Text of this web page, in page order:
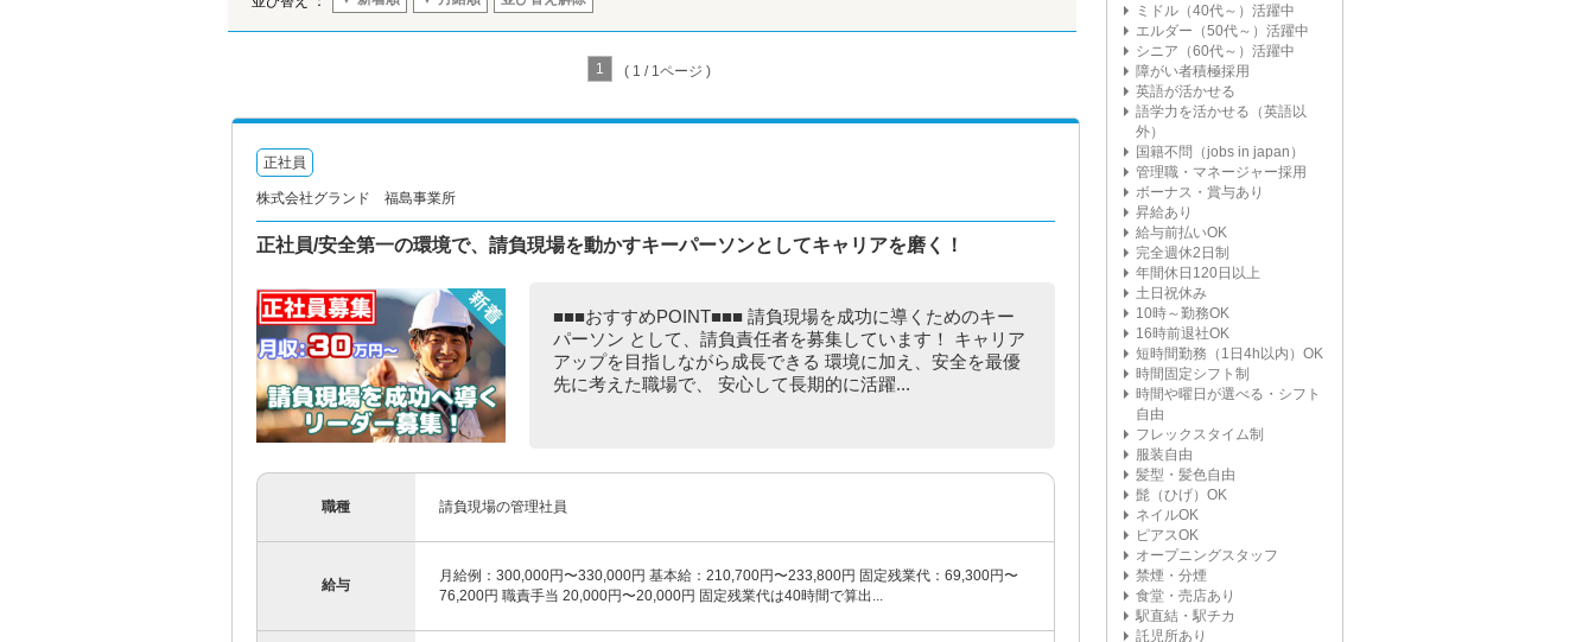
1 ( 1 / 1ページ )
正社員
株式会社グランド 福島事業所
正社員/安全第一の環境で、請負現場を動かすキーパーソンとしてキャリアを磨く！
■■■おすすめPOINT■■■ 請負現場を成功に導くためのキー
パーソン として、請負責任者を募集しています！ キャリア
アップを目指しながら成長できる 環境に加え、安全を最優
先に考えた職場で、 安心して長期的に活躍...
職種 請負現場の管理社員
給与
月給例：300,000円〜330,000円 基本給：210,700円〜233,800円 固定残業代：69,300円〜
76,200円 職責手当 20,000円〜20,000円 固定残業代は40時間で算出...
ミドル（40代～）活躍中
エルダー（50代～）活躍中
シニア（60代～）活躍中
障がい者積極採用
英語が活かせる
語学力を活かせる（英語以
外）
国籍不問（jobs in japan）
管理職・マネージャー採用
ボーナス・賞与あり
昇給あり
給与前払いOK
完全週休2日制
年間休日120日以上
土日祝休み
10時～勤務OK
16時前退社OK
短時間勤務（1日4h以内）OK
時間固定シフト制
時間や曜日が選べる・シフト
自由
フレックスタイム制
服装自由
髪型・髪色自由
髭（ひげ）OK
ネイルOK
ピアスOK
オープニングスタッフ
禁煙・分煙
食堂・売店あり
駅直結・駅チカ
託児所あり